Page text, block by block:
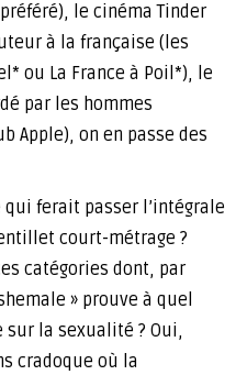
le cinéma Tinder
à la française (les
ou La France à Poil*), le
par les hommes
Apple), on en passe des
ferait passer l’intégrale
court-métrage ?
catégories dont, par
» prouve à quel
la sexualité ? Oui,
cradoque où la